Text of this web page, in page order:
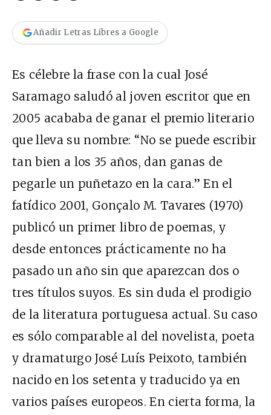
Añadir Letras Libres a Google
Es célebre la frase con la cual José
Saramago saludó al joven escritor que en
2005 acababa de ganar el premio literario
que lleva su nombre: “No se puede escribir
tan bien a los 35 años, dan ganas de
pegarle un puñetazo en la cara.” En el
fatídico 2001, Gonçalo M. Tavares (1970)
publicó un primer libro de poemas, y
desde entonces prácticamente no ha
pasado un año sin que aparezcan dos o
tres títulos suyos. Es sin duda el prodigio
de la literatura portuguesa actual. Su caso
es sólo comparable al del novelista, poeta
y dramaturgo José Luís Peixoto, también
nacido en los setenta y traducido ya en
varios países europeos. En cierta forma, la